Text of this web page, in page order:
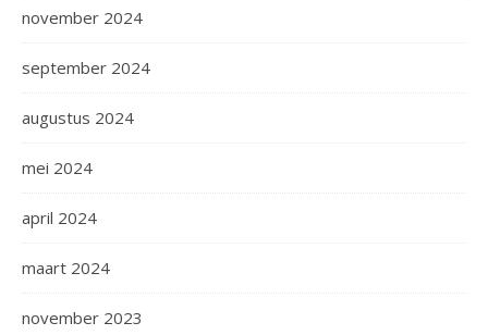
november 2024
september 2024
augustus 2024
mei 2024
april 2024
maart 2024
november 2023